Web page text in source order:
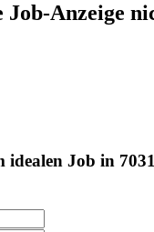
Job-Anzeige
idealen Job in